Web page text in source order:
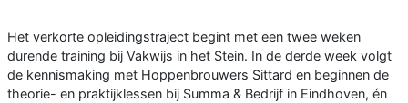
Het verkorte opleidingstraject begint met een twee weken
durende training bij Vakwijs in het Stein. In de derde week volgt
de kennismaking met Hoppenbrouwers Sittard en beginnen de
theorie- en praktijklessen bij Summa & Bedrijf in Eindhoven, én